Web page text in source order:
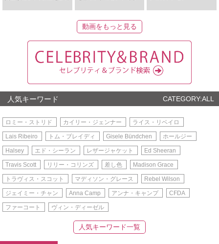
動画をもっと見る
人気キーワード CATEGORY:ALL
ロミー・ストリド カイリー・ジェンナー ライス・リベイロ
Lais Ribeiro トム・ブレイディ Gisele Bündchen ホールジー
Halsey エド・シーラン レザージャケット Ed Sheeran
Travis Scott リリー・コリンズ 差し色 Madison Grace
トラヴィス・スコット マディソン・グレース Rebel Wilson
ジェイミー・チャン Anna Camp アンナ・キャンプ CFDA
ファーコート ヴィン・ディーゼル
人気キーワード一覧